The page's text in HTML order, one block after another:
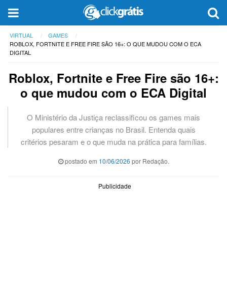
VIRTUAL
GAMES
ROBLOX, FORTNITE E FREE FIRE SÃO 16+: O QUE MUDOU COM O ECA
DIGITAL
Roblox, Fortnite e Free Fire são 16+:
o que mudou com o ECA Digital
O Ministério da Justiça reclassificou os games mais
populares entre crianças no Brasil. Entenda quais
critérios pesaram e o que muda na prática para famílias.
postado em 10/06/2026 por Redação.
Publicidade